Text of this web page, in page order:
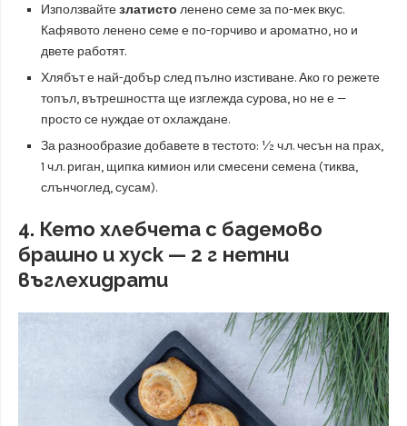
Използвайтезлатисто ленено семе за по-мек вкус.
Кафявото ленено семе е по-горчиво и ароматно, но и
двете работят.
Хлябът е най-добър след пълно изстиване. Ако го режете
топъл, вътрешността ще изглежда сурова, но не е —
просто се нуждае от охлаждане.
За разнообразие добавете в тестото: ½ ч.л. чесън на прах,
1 ч.л. риган, щипка кимион или смесени семена (тиква,
слънчоглед, сусам).
4. Кето хлебчета с бадемово
брашно и хуск — 2 г нетни
въглехидрати